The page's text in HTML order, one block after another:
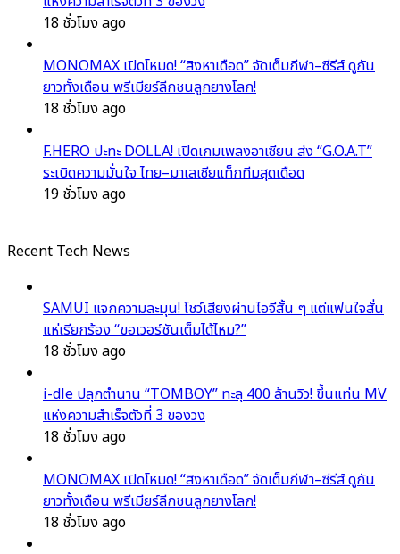
18 ชั่วโมง ago
MONOMAX เปิดโหมด! “สิงหาเดือด” จัดเต็มกีฬา–ซีรีส์ ดูกัน
ยาวทั้งเดือน พรีเมียร์ลีกชนลูกยางโลก!
18 ชั่วโมง ago
F.HERO ปะทะ DOLLA! เปิดเกมเพลงอาเซียน ส่ง “G.O.A.T”
ระเบิดความมั่นใจ ไทย–มาเลเซียแท็กทีมสุดเดือด
19 ชั่วโมง ago
Recent Tech News
SAMUI แจกความละมุน! โชว์เสียงผ่านไอจีสั้น ๆ แต่แฟนใจสั่น
แห่เรียกร้อง “ขอเวอร์ชันเต็มได้ไหม?”
18 ชั่วโมง ago
i-dle ปลุกตำนาน “TOMBOY” ทะลุ 400 ล้านวิว! ขึ้นแท่น MV
แห่งความสำเร็จตัวที่ 3 ของวง
18 ชั่วโมง ago
MONOMAX เปิดโหมด! “สิงหาเดือด” จัดเต็มกีฬา–ซีรีส์ ดูกัน
ยาวทั้งเดือน พรีเมียร์ลีกชนลูกยางโลก!
18 ชั่วโมง ago